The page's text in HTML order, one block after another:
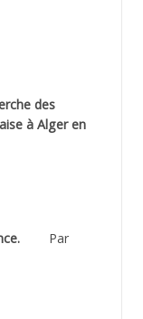
des
à Alger en
Par